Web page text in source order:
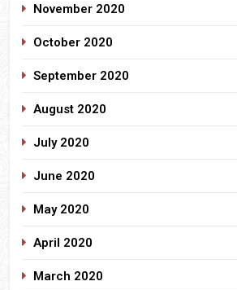
November 2020
October 2020
September 2020
August 2020
July 2020
June 2020
May 2020
April 2020
March 2020